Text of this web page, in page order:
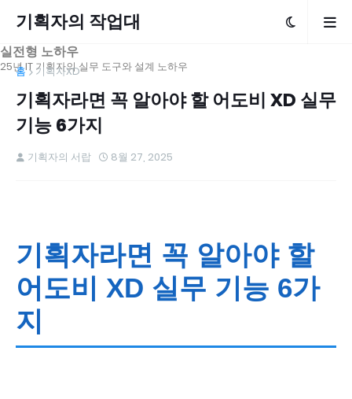
기획자의 작업대
실전형 노하우
25년 IT 기획자의 실무 도구와 설계 노하우
홈 기획자XD
기획자라면 꼭 알아야 할 어도비 XD 실무
기능 6가지
기획자의 서랍 8월 27, 2025
기획자라면 꼭 알아야 할
어도비 XD 실무 기능 6가
지